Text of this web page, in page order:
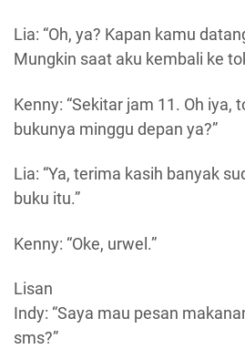
Lia: “Oh, ya? Kapan kamu
Mungkin saat aku kembali ke
Kenny: “Sekitar jam 11. Oh iya,
bukunya minggu depan ya?”
Lia: “Ya, terima kasih banyak
buku itu.”
Kenny: “Oke, urwel.”
Lisan
Indy: “Saya mau pesan
sms?”